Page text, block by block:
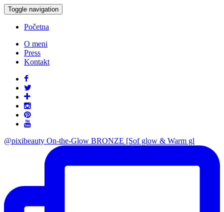
Toggle navigation
Početna
O meni
Press
Kontakt
@pixibeauty On-the-Glow BRONZE [Sof glow & Warm gl